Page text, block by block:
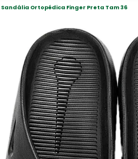
Sandália Ortopédica Finger Preta Tam 36
2º Fralda
4º
5º Littmann
6º
7º Gaze
8º Aparelho
9º Cadeira
10º Gaze